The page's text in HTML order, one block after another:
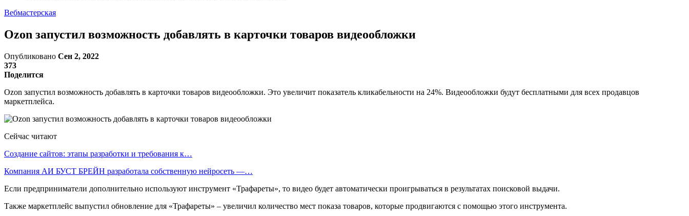
Вебмастерская
Ozon запустил возможность добавлять в карточки товаров видеообложки
Опубликовано Сен 2, 2022
373
Поделится
Ozon запустил возможность добавлять в карточки товаров видеообложки. Это увеличит показатель кликабельности на 24%. Видеообложки будут бесплатными для всех продавцов
маркетплейса.
Сейчас читают
Создание сайтов: этапы разработки и требования к…
Компания АИ БУСТ БРЕЙН разработала собственную нейросеть —…
Если предприниматели дополнительно используют инструмент «Трафареты», то видео будет автоматически проигрываться в результатах поисковой выдачи.
Также маркетплейс выпустил обновление для «Трафареты» – увеличил количество мест показа товаров, которые продвигаются с помощью этого инструмента.